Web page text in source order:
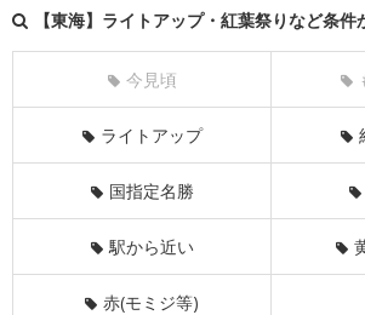
【東海】ライトアップ・紅葉祭りなど条件
今見頃
ライトアップ
国指定名勝
駅から近い
赤(モミジ等)